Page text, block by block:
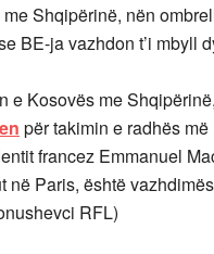
Shqipërinë, nën
BE-ja vazhdon t’i mbyll
e Kosovës me
për takimin e radhës
francez Emmanuel
në Paris, është
RFL)